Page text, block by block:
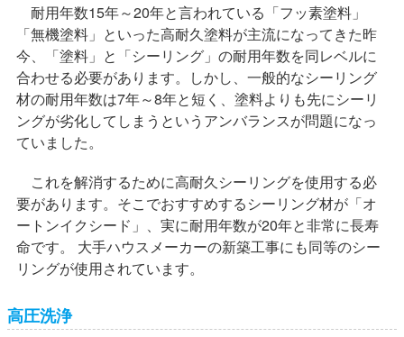
耐用年数15年～20年と言われている「フッ素塗料」
「無機塗料」といった高耐久塗料が主流になってきた昨
今、「塗料」と「シーリング」の耐用年数を同レベルに
合わせる必要があります。しかし、一般的なシーリング
材の耐用年数は7年～8年と短く、塗料よりも先にシーリ
ングが劣化してしまうというアンバランスが問題になっ
ていました。
これを解消するために高耐久シーリングを使用する必
要があります。そこでおすすめするシーリング材が「オ
ートンイクシード」、実に耐用年数が20年と非常に長寿
命です。 大手ハウスメーカーの新築工事にも同等のシー
リングが使用されています。
高圧洗浄